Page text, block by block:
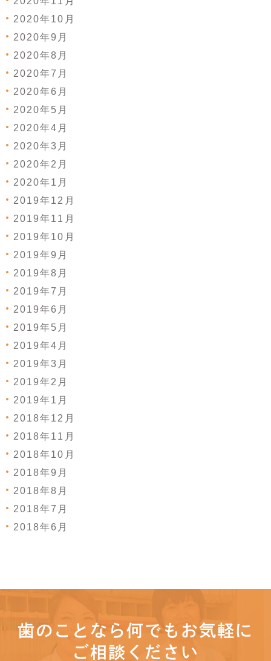
2020年10月
2020年9月
2020年8月
2020年7月
2020年6月
2020年5月
2020年4月
2020年3月
2020年2月
2020年1月
2019年12月
2019年11月
2019年10月
2019年9月
2019年8月
2019年7月
2019年6月
2019年5月
2019年4月
2019年3月
2019年2月
2019年1月
2018年12月
2018年11月
2018年10月
2018年9月
2018年8月
2018年7月
2018年6月
歯のことなら何でもお気軽に
ご相談ください